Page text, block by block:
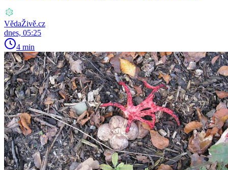
VědaŽivě.cz
dnes, 05:25
4 min